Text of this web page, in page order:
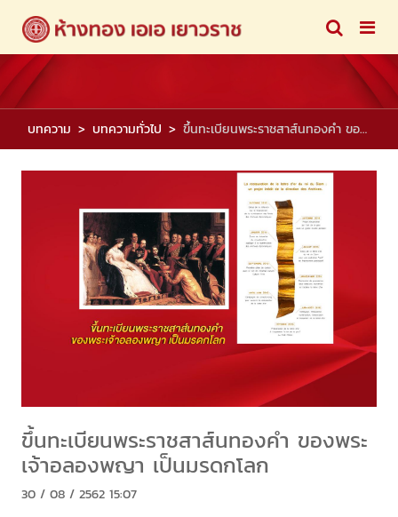
บทความ บทความทั่วไป ขึ้นทะเบียนพระราชสาส์นทองคำ ของพระเจ้าอลองพญา เป็นมรดกโลก
ขึ้นทะเบียนพระราชสาส์นทองคำ ของพระ
เจ้าอลองพญา เป็นมรดกโลก
30 / 08 / 2562 15:07